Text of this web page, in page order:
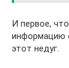
И первое,
информацию
этот недуг.